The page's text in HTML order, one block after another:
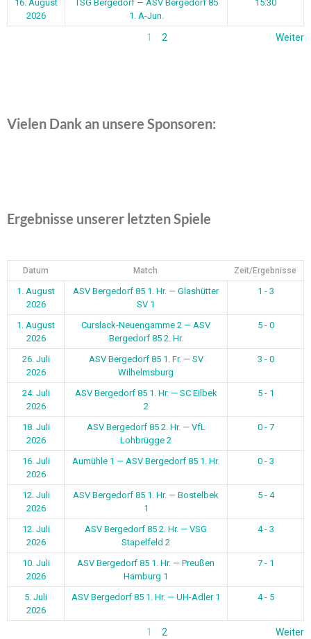
16. August
2026
TSG Bergedorf — ASV Bergedorf 85
1. A-Jun.
15:30
1 2 Weiter
Vielen Dank an unsere Sponsoren:
Ergebnisse unserer letzten Spiele
Datum Match Zeit/Ergebnisse
1. August
2026
ASV Bergedorf 85 1. Hr. — Glashütter
SV 1
1 - 3
1. August
2026
Curslack-Neuengamme 2 — ASV
Bergedorf 85 2. Hr.
5 - 0
26. Juli
2026
ASV Bergedorf 85 1. Fr. — SV
Wilhelmsburg
3 - 0
24. Juli
2026
ASV Bergedorf 85 1. Hr. — SC Eilbek
2
5 - 1
18. Juli
2026
ASV Bergedorf 85 2. Hr. — VfL
Lohbrügge 2
0 - 7
16. Juli
2026
Aumühle 1 — ASV Bergedorf 85 1. Hr. 0 - 3
12. Juli
2026
ASV Bergedorf 85 1. Hr. — Bostelbek
1
5 - 4
12. Juli
2026
ASV Bergedorf 85 2. Hr. — VSG
Stapelfeld 2
4 - 3
10. Juli
2026
ASV Bergedorf 85 1. Hr. — Preußen
Hamburg 1
7 - 1
5. Juli
2026
ASV Bergedorf 85 1. Hr. — UH-Adler 1 4 - 5
1 2 Weiter